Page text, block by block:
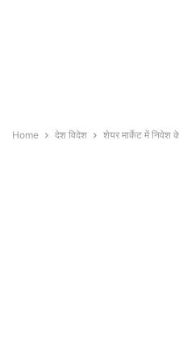
Home देश विदेश शेयर मार्केट में निवेश